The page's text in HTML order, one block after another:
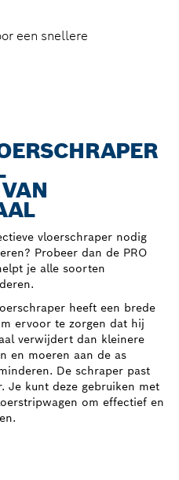
een snellere
vloerschraper nodig
Probeer dan de PRO
je alle soorten
heeft een brede
ervoor te zorgen dat hij
verwijdert dan kleinere
en moeren aan de as
De schraper past
Je kunt deze gebruiken met
om effectief en